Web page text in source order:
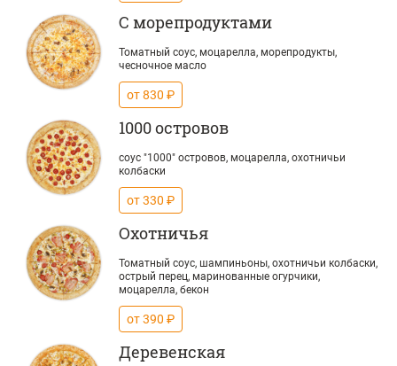
С морепродуктами
Томатный соус, моцарелла, морепродукты,
чесночное масло
от 830 ₽
1000 островов
соус "1000" островов, моцарелла, охотничьи
колбаски
от 330 ₽
Охотничья
Томатный соус, шампиньоны, охотничьи колбаски,
острый перец, маринованные огурчики,
моцарелла, бекон
от 390 ₽
Деревенская